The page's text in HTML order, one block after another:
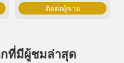
ติดต่อผู้ขาย
ที่มีผู้ชมล่าสุด